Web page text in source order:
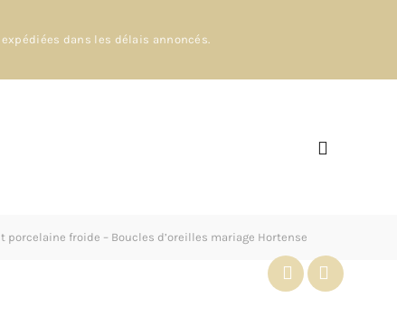
dans les délais annoncés.
froide – Boucles d’oreilles mariage Hortense